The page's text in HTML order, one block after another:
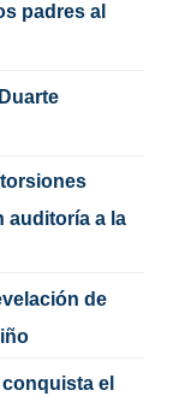
padres al
auditoría a la
de
el